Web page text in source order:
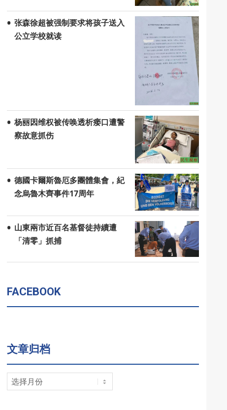
张森徐超被强制要求将孩子送入
公立学校就读
杨丽因维权被传唤透析瘘口遭警
察故意抓伤
德國卡爾斯魯厄多團體集會，紀
念烏魯木齊事件17周年
山東兩市近百名基督徒持續遭
「清零」抓捕
FACEBOOK
文章归档
文
章